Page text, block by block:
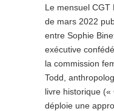
Le mensuel CGT
de mars 2022
entre Sophie
exécutive
la commission
Todd,
livre historique
déploie une